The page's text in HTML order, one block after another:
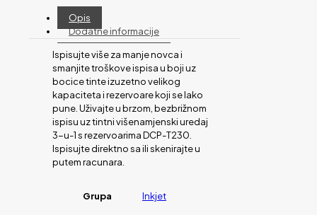
Opis
Dodatne informacije
Ispisujte više za manje novca i
smanjite troškove ispisa u boji uz
bocice tinte izuzetno velikog
kapaciteta i rezervoare koji se lako
pune. Uživajte u brzom, bezbrižnom
ispisu uz tintni višenamjenski uredaj
3-u-1 s rezervoarima DCP-T230.
Ispisujte direktno sa ili skenirajte u
putem racunara.
Grupa Inkjet